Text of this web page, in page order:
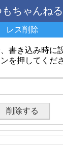
ちゃんねる
レス削除
書き込み時に
を押してくだ